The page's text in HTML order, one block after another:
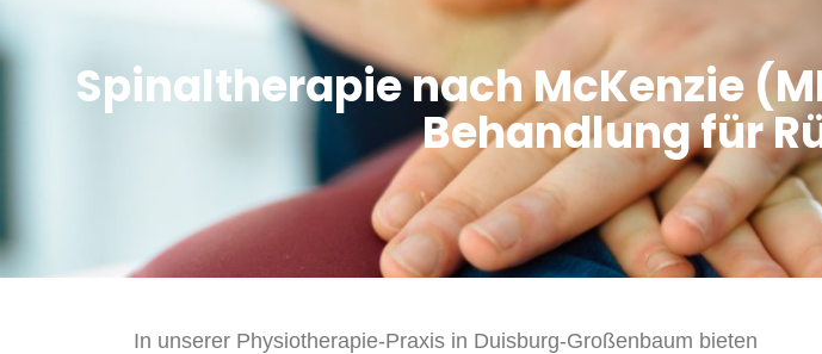
Spinaltherapie nach McKenzie
Behandlung für
In unserer Physiotherapie-Praxis in Duisburg-Großenbaum bieten